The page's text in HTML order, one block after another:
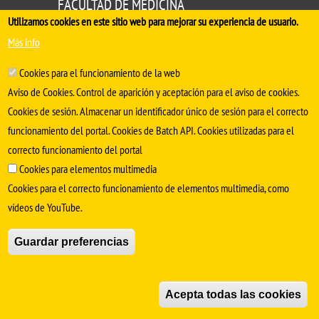
FACULTAD DE MEDICINA
Avda. Sánchez Pizjuán, s/n. 41009 Sevilla
Conserjería:
SÍGUENOS EN
Aviso Legal Protección de datos
© Copyright 2022 Universidad de Sevilla
Utilizamos cookies en este sitio web para mejorar su experiencia de usuario.
Más info
Cookies para el funcionamiento de la web
Aviso de Cookies. Control de aparición y aceptación para el aviso de cookies.
Cookies de sesión. Almacenar un identificador único de sesión para el correcto
funcionamiento del portal. Cookies de Batch API. Cookies utilizadas para el
correcto funcionamiento del portal
Cookies para elementos multimedia
Cookies para el correcto funcionamiento de elementos multimedia, como
vídeos de YouTube.
Guardar preferencias
Acepta todas las cookies